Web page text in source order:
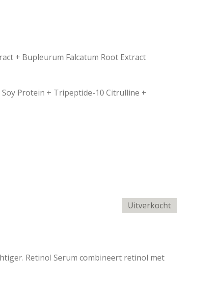
+ Bupleurum Falcatum Root Extract
Protein + Tripeptide-10 Citrulline +
Uitverkocht
Retinol Serum combineert retinol met